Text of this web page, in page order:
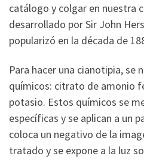
catálogo y colgar en nuestra
desarrollado por Sir John
popularizó en la década de
Para hacer una cianotipia, se
químicos: citrato de amonio
potasio. Estos químicos se
específicas y se aplican a un
coloca un negativo de la
tratado y se expone a la luz